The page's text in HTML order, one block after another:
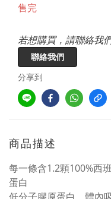
售完
若想購買，請聯絡我們
聯絡我們
分享到
商品描述
每一條含1.2顆100%西
蛋白